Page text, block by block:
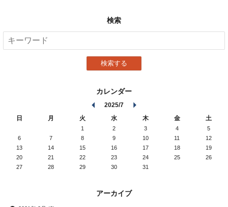
検索
検索する
カレンダー
2025/7
日
月 火 水 木 金 土
1 2 3 4
5
6
7 8 9 10 11
12
13
14 15 16 17 18
19
20
21 22 23 24 25
26
27
28 29 30 31
アーカイブ